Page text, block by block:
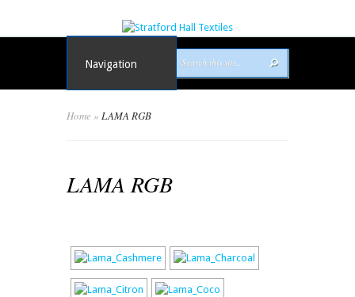
Navigation
Home » LAMA RGB
LAMA RGB